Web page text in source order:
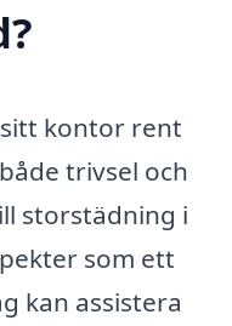
kontor rent
trivsel och
storstädning i
som ett
kan assistera